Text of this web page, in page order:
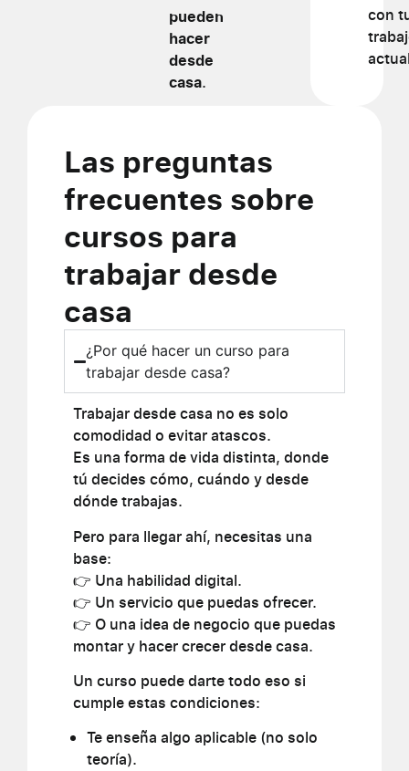
pueden
hacer
desde
casa.
con
Las preguntas
frecuentes sobre
cursos para
trabajar desde
casa
¿Por qué hacer un curso para
trabajar desde casa?
Trabajar desde casa no es solo
comodidad o evitar atascos.
Es una forma de vida distinta, donde
tú decides cómo, cuándo y desde
dónde trabajas.
Pero para llegar ahí, necesitas una
base:
👉 Una habilidad digital.
👉 Un servicio que puedas ofrecer.
👉 O una idea de negocio que puedas
montar y hacer crecer desde casa.
Un curso puede darte todo eso si
cumple estas condiciones:
Te enseña algo aplicable (no solo
teoría).